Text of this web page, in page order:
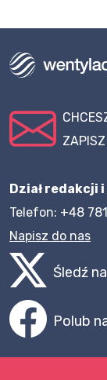
Dział redakcji
Telefon: +48
Napisz do nas
Śledź
Polub